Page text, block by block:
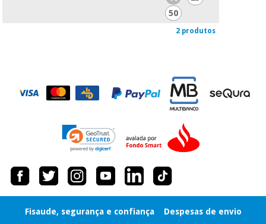
50
2 produtos
Fisaude, segurança e confiança Despesas de envio